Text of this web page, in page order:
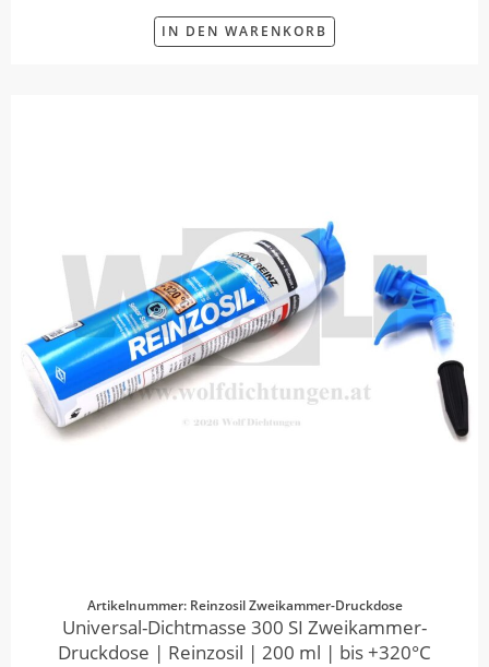
IN DEN WARENKORB
Artikelnummer: Reinzosil Zweikammer-Druckdose
Universal-Dichtmasse 300 SI Zweikammer-
Druckdose | Reinzosil | 200 ml | bis +320°C